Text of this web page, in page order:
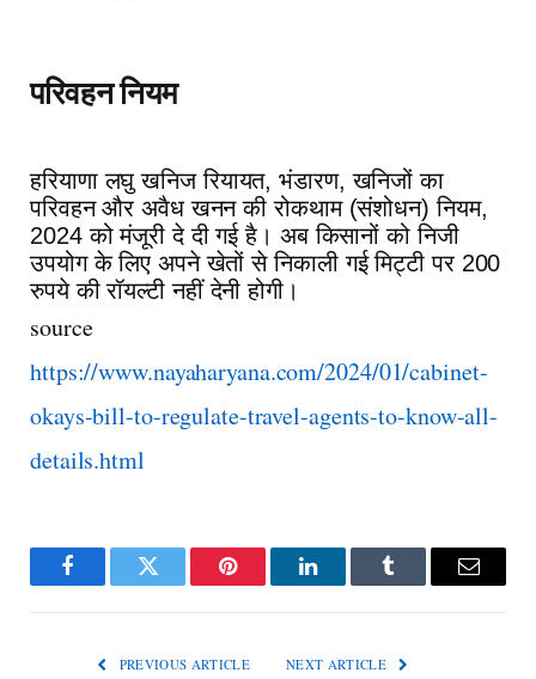
परिवहन नियम
हरियाणा लघु खनिज रियायत, भंडारण, खनिजों का
परिवहन और अवैध खनन की रोकथाम (संशोधन) नियम,
2024 को मंजूरी दे दी गई है। अब किसानों को निजी
उपयोग के लिए अपने खेतों से निकाली गई मिट्टी पर 200
रुपये की रॉयल्टी नहीं देनी होगी।
source
https://www.nayaharyana.com/2024/01/cabinet-
okays-bill-to-regulate-travel-agents-to-know-all-
details.html
FacebookTwitter Pinterest LinkedInTumblr Email
PREVIOUS ARTICLE NEXT ARTICLE